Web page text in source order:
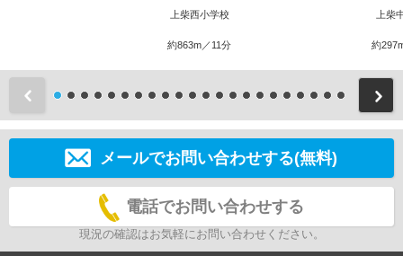
上柴西小学校
約863m／11分
上柴
約
前
メールでお問い合わせする(無料)
電話でお問い合わせする
現況の確認はお気軽にお問い合わせください。